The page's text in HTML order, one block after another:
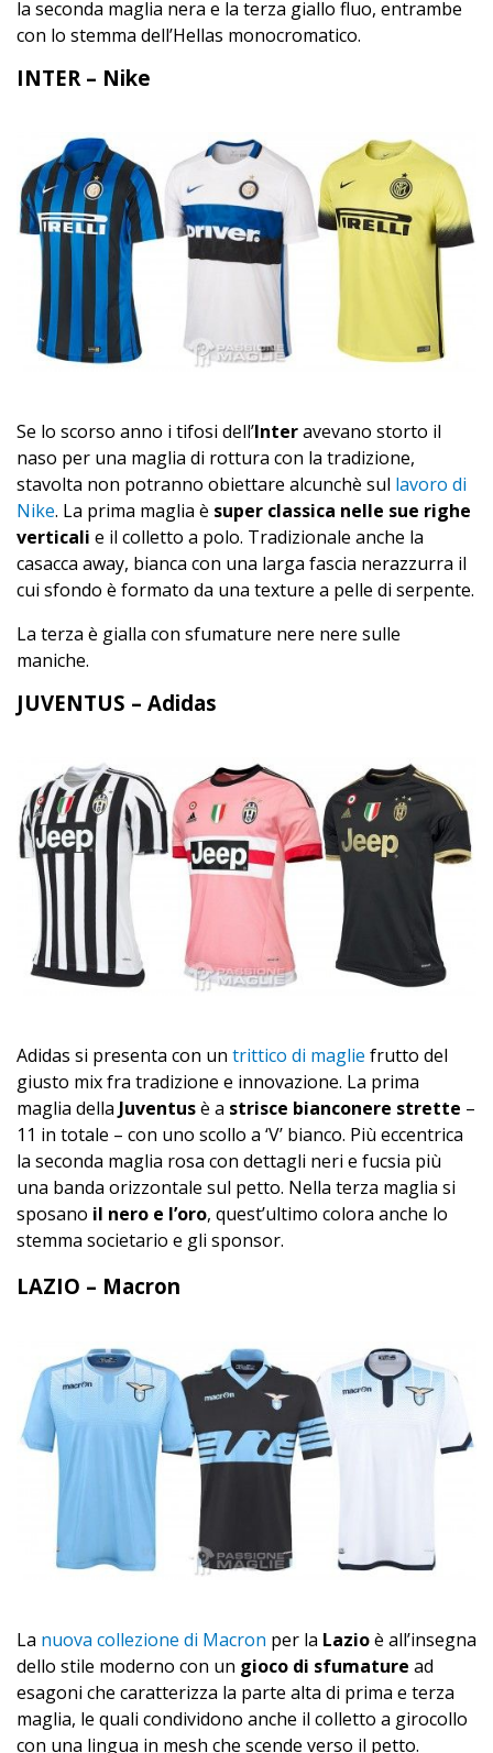
la seconda maglia nera e la terza giallo fluo, entrambe
con lo stemma dell’Hellas monocromatico.
INTER – Nike
Se lo scorso anno i tifosi dell’Interavevano storto il
naso per una maglia di rottura con la tradizione,
stavolta non potranno obiettare alcunchè sul lavoro di
Nike. La prima maglia è super classica nelle sue righe
verticali e il colletto a polo. Tradizionale anche la
casacca away, bianca con una larga fascia nerazzurra il
cui sfondo è formato da una texture a pelle di serpente.
La terza è gialla con sfumature nere nere sulle
maniche.
JUVENTUS – Adidas
Adidas si presenta con un trittico di maglie frutto del
giusto mix fra tradizione e innovazione. La prima
maglia della Juventusè a strisce bianconere strette –
11 in totale – con uno scollo a ‘V’ bianco. Più eccentrica
la seconda maglia rosa con dettagli neri e fucsia più
una banda orizzontale sul petto. Nella terza maglia si
sposano il nero e l’oro, quest’ultimo colora anche lo
stemma societario e gli sponsor.
LAZIO – Macron
La nuova collezione di Macron per la Lazioè all’insegna
dello stile moderno con un gioco di sfumature ad
esagoni che caratterizza la parte alta di prima e terza
maglia, le quali condividono anche il colletto a girocollo
con una lingua in mesh che scende verso il petto.